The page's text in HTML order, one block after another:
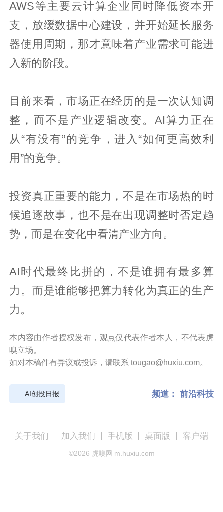
AWS等主要云计算企业同时降低资本开
支，放缓数据中心建设，并开始延长服务
器使用周期，那才意味着产业需求可能进
入新的阶段。
目前来看，市场正在经历的是一次认知调
整，而不是产业逻辑改变。AI算力正在
从“有没有”的竞争，进入“如何更高效利
用”的竞争。
投资真正重要的能力，不是在市场热的时
候追逐故事，也不是在出现调整时否定趋
势，而是在变化中看清产业方向。
AI时代最终比拼的，不是谁拥有最多算
力。而是谁能够把算力转化为真正的生产
力。
本内容由作者授权发布，观点仅代表作者本人，不代表虎
嗅立场。
如对本稿件有异议或投诉，请联系 tougao@huxiu.com。
AI创投日报 频道： 前沿科技
关于我们 加入我们 手机版 桌面版 客户端
©2026 虎嗅网 m.huxiu.com